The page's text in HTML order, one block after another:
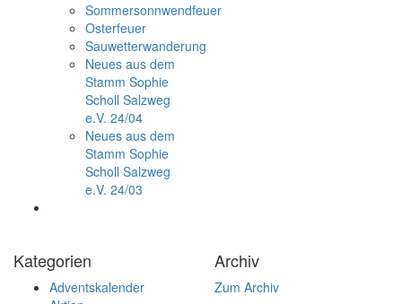
Sommersonnwendfeuer
Osterfeuer
Sauwetterwanderung
Neues aus dem
Stamm Sophie
Scholl Salzweg
e.V. 24/04
Neues aus dem
Stamm Sophie
Scholl Salzweg
e.V. 24/03
Kategorien
Adventskalender
Archiv
Zum Archiv